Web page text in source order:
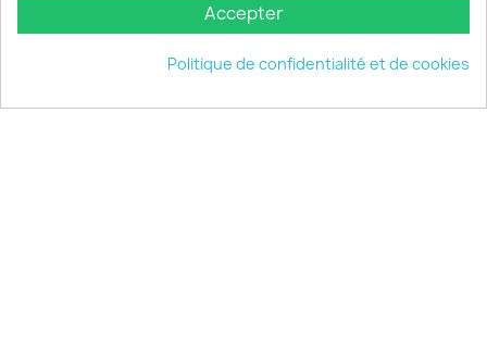
INFORMATIONS keyboard_arrow_down
© 2026 - choisistacoque.com
Accepter
Politique de confidentialité et de cookies